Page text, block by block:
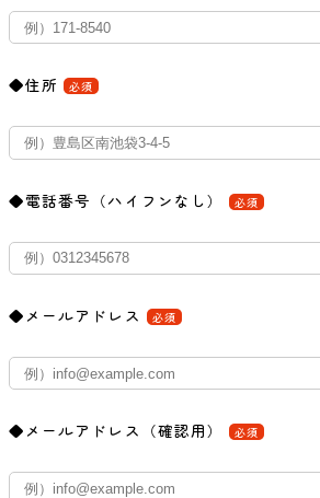
◆住所 必須
◆電話番号（ハイフンなし） 必須
◆メールアドレス 必須
◆メールアドレス（確認用） 必須